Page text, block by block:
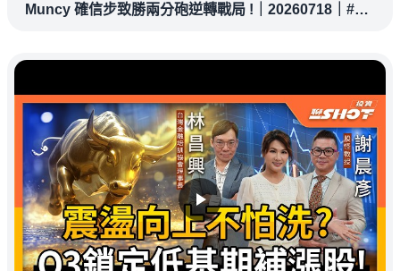
Muncy 確信步致勝兩分砲逆轉戰局 !｜20260718｜#洛